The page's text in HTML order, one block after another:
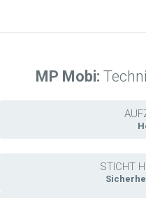
MP Mobi:
STICHT